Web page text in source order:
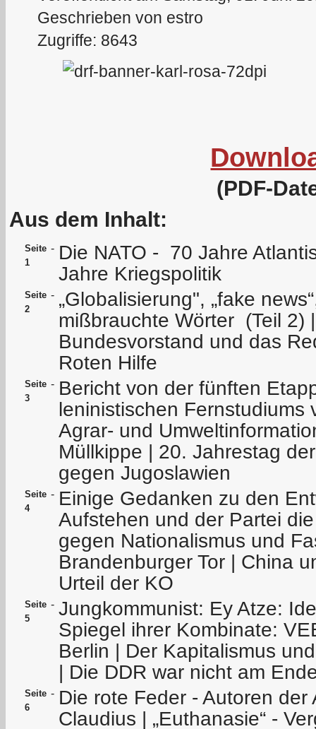
Geschrieben von estro
Zugriffe: 8643
(PDF-
Aus dem Inhalt:
Seite
1
- Die NATO - 70 Jahre
Jahre Kriegspolitik
Seite
2
- „Globalisierung", „fake
mißbrauchte Wörter (Teil 2)
Bundesvorstand und das
Roten Hilfe
Seite
3
- Bericht von der fünften
leninistischen Fernstudiums
Agrar- und
Müllkippe | 20. Jahrestag
gegen Jugoslawien
Seite
4
- Einige Gedanken zu den
Aufstehen und der Partei
gegen Nationalismus und
Brandenburger Tor | China
Urteil der KO
Seite
5
- Jungkommunist: Ey Atze:
Spiegel ihrer Kombinate:
Berlin | Der Kapitalismus
| Die DDR war nicht am
Seite
6
- Die rote Feder - Autoren
Claudius | „Euthanasie“ -